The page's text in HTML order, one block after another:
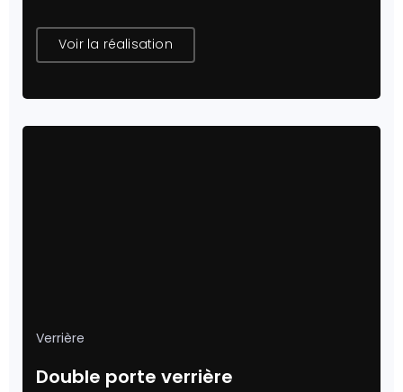
Voir la réalisation
Verrière
Double porte verrière